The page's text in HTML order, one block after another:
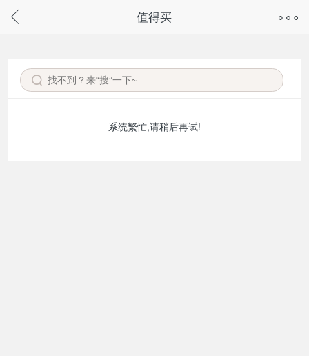
请通过微信或支付宝搜“奇兔客小程序”访问
值得买
系统繁忙,请稍后再试!